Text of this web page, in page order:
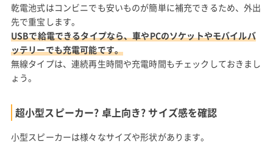
乾電池式はコンビニでも安いものが簡単に補充できるため、外出
先で重宝します。
USBで給電できるタイプなら、車やPCのソケットやモバイルバ
ッテリーでも充電可能です。
無線タイプは、連続再生時間や充電時間もチェックしておきまし
ょう。
超小型スピーカー? 卓上向き? サイズ感を確認
小型スピーカーは様々なサイズや形状があります。